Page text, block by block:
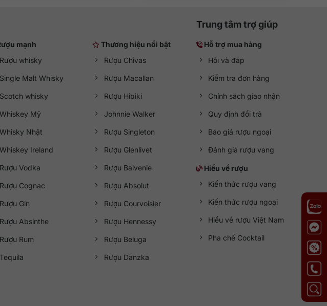
mạnh
Rượu whisky
Single Malt Whisky
Scotch whisky
Whiskey Mỹ
Whisky Nhật
Whiskey Ireland
Rượu Vodka
Rượu Cognac
Rượu Gin
Rượu Absinthe
Rượu Rum
Tequila
Thương hiệu nổi bật
Rượu Chivas
Rượu Macallan
Rượu Hibiki
Johnnie Walker
Rượu Singleton
Rượu Glenlivet
Rượu Balvenie
Rượu Absolut
Rượu Courvoisier
Rượu Hennessy
Rượu Beluga
Rượu Danzka
Trung tâm trợ giúp
Hỗ trợ mua hàng
Hỏi và đáp
Kiểm tra đơn hàng
Chính sách giao nhận
Quy định đổi trả
Báo giá rượu ngoại
Đánh giá rượu vang
Hiểu về rượu
Kiến thức rượu vang
Kiến thức rượu ngoại
Hiểu về rượu Việt Nam
Pha chế Cocktail